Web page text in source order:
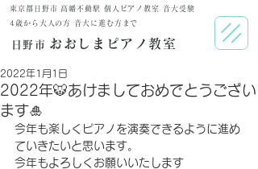
日野市 おおしまピアノ教室
東京都日野市 高幡不動駅 個人ピアノ教室 音大受験
​4歳から大人の方 音大に進む方まで
2022年🐯あけましておめでとうござい
ます🎍
2022年1月1日
今年も楽しくピアノを演奏できるように進め
ていきたいと思います。
今年もよろしくお願いいたします